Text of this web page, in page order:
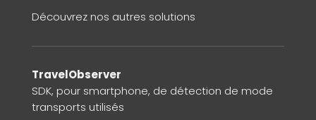
Découvrez nos autres solutions
TravelObserver
SDK, pour smartphone, de détection de mode
transports utilisés